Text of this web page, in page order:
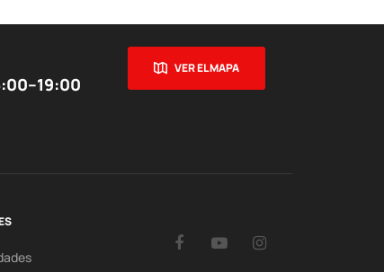
VER EL MAPA
FacebookYouTube